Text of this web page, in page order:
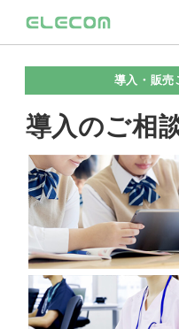
導入・販売
導入のご相